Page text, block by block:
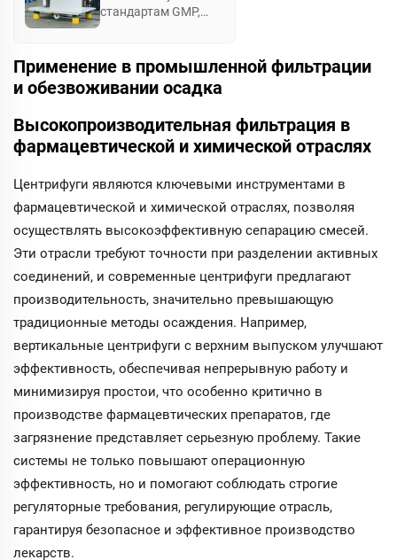
стандартам GMP,
закрытый дизайн,
который
предотвращает
материала,
оснащена
системами защиты
управлением с
переменной
частотой, что
позволяет
регулировать
скорость без
универсальный
выбор для
приложений,
эффективной и
безопасной
обработки.
Применение в промышленной фильтрации
и обезвоживании осадка
Высокопроизводительная фильтрация в
фармацевтической и химической отраслях
Центрифуги являются ключевыми инструментами в
фармацевтической и химической отраслях, позволяя
осуществлять высокоэффективную сепарацию смесей.
Эти отрасли требуют точности при разделении активных
соединений, и современные центрифуги предлагают
производительность, значительно превышающую
традиционные методы осаждения. Например,
вертикальные центрифуги с верхним выпуском улучшают
эффективность, обеспечивая непрерывную работу и
минимизируя простои, что особенно критично в
производстве фармацевтических препаратов, где
загрязнение представляет серьезную проблему. Такие
системы не только повышают операционную
эффективность, но и помогают соблюдать строгие
регуляторные требования, регулирующие отрасль,
гарантируя безопасное и эффективное производство
лекарств.